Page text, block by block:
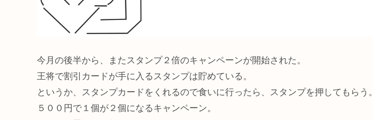
今月の後半から、またスタンプ２倍のキャンペーンが開始された。
王将で割引カードが手に入るスタンプは貯めている。
というか、スタンプカードをくれるので食いに行ったら、スタンプを押してもらう。
５００円で１個が２個になるキャンペーン。